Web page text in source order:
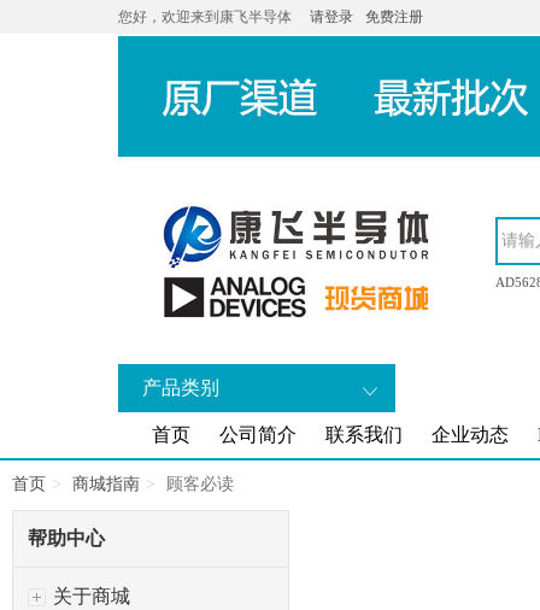
您好，欢迎来到康飞半导体 请登录 免费注册
产品类别
首页 公司简介 联系我们 企业动态
首页 商城指南 顾客必读
帮助中心
关于商城